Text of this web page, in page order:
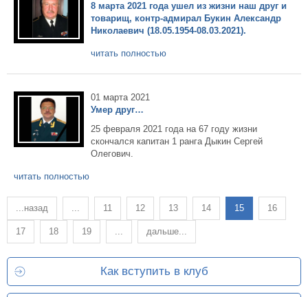
8 марта 2021 года ушел из жизни наш друг и
товарищ, контр-адмирал Букин Александр
Николаевич (18.05.1954-08.03.2021).
читать полностью
01 марта 2021
Умер друг…
25 февраля 2021 года на 67 году жизни
скончался капитан 1 ранга Дыкин Сергей
Олегович.
читать полностью
...назад ... 11 12 13 14 15 16
17 18 19 ... дальше...
Как вступить в клуб